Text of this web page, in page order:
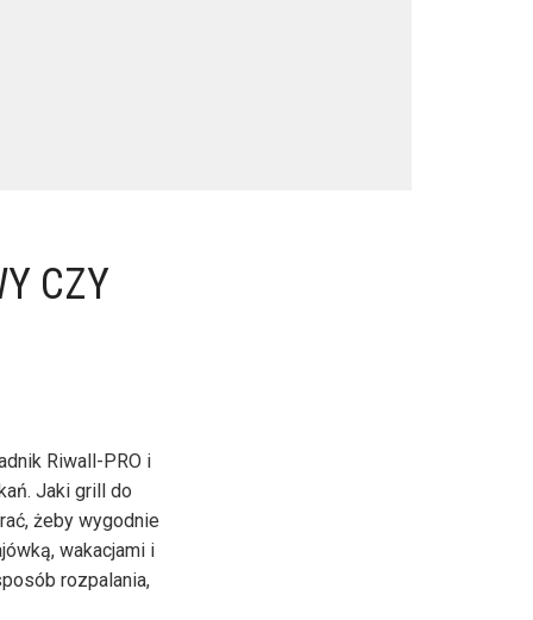
CZY
Riwall-PRO i
Jaki grill do
żeby wygodnie
wakacjami i
rozpalania,